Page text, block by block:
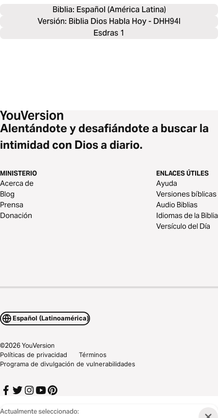
Actualmente seleccionado:
Biblia: Español (América Latina)
Versión: Biblia Dios Habla Hoy - DHH94I
Esdras 1
Alentándote y desafiándote a buscar la
intimidad con Dios a diario.
MINISTERIO
Acerca de
Blog
Prensa
Donación
ENLACES ÚTILES
Ayuda
Versiones bíblicas
Audio Biblias
Idiomas de la Biblia
Versículo del Día
Español (Latinoamérica)
©2026YouVersion
Políticas de privacidad
Términos
Programa de divulgación de vulnerabilidades